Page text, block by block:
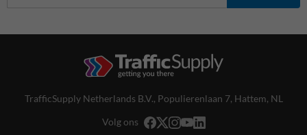
TrafficSupply Netherlands B.V., Populierenlaan 7, Hattem, NL
Volg ons